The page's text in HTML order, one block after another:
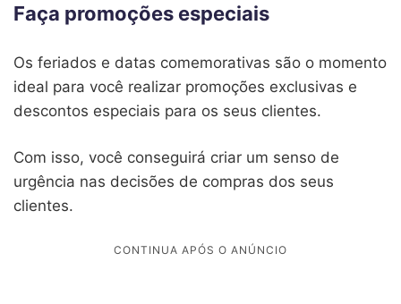
Faça promoções especiais
Os feriados e datas comemorativas são o momento
ideal para você realizar promoções exclusivas e
descontos especiais para os seus clientes.
Com isso, você conseguirá criar um senso de
urgência nas decisões de compras dos seus
clientes.